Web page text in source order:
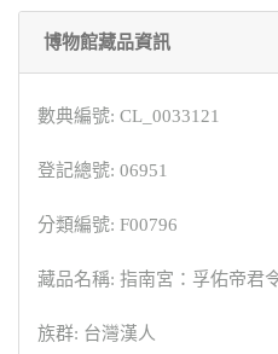
博物館藏品資訊
數典編號: CL_0033121
登記總號: 06951
分類編號: F00796
藏品名稱: 指南宮：孚佑帝君
族群: 台灣漢人